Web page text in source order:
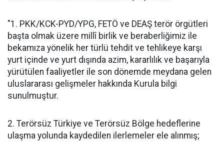
"1. PKK/KCK-PYD/YPG, FETÖ ve DEAŞ terör örgütleri
başta olmak üzere millî birlik ve beraberliğimiz ile
bekamıza yönelik her türlü tehdit ve tehlikeye karşı
yurt içinde ve yurt dışında azim, kararlılık ve başarıyla
yürütülen faaliyetler ile son dönemde meydana gelen
uluslararası gelişmeler hakkında Kurula bilgi
sunulmuştur.
2. Terörsüz Türkiye ve Terörsüz Bölge hedeflerine
ulaşma yolunda kaydedilen ilerlemeler ele alınmış;